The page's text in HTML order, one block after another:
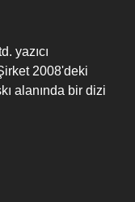
yazıcı
2008'deki
alanında bir dizi